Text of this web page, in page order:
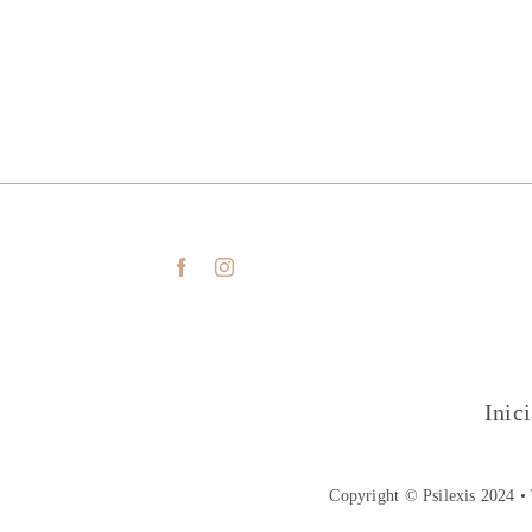
Copyright © Psilexis 2024 •